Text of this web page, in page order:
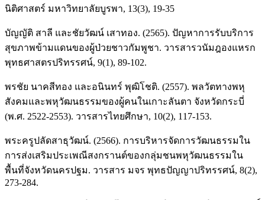
นิติศาสตร์ มหาวิทยาลัยบูรพา, 13(3), 19-35
บัญญัติ สาลี และชัยวัฒน์ เสาทอง. (2565). ปัญหาการรับบริการ
สุขภาพข้ามแดนของผู้ป่วยชาวกัมพูชา. วารสารวนัมฎองแหรก
พุทธศาสตรปริทรรศน์, 9(1), 89-102.
พรชัย นาคสีทอง และอนินทร์ พุฒิโชติ. (2557). พลวัตทางพหุ
สังคมและพหุวัฒนธรรมของผู้คนในเกาะลันตา จังหวัดกระบี่
(พ.ศ. 2522-2553). วารสารไทยศึกษา, 10(2), 117-153.
พระครูปลัดสาธุวัฒน์. (2566). การบริหารจัดการวัฒนธรรมใน
การส่งเสริมประเพณีสงกรานต์ของกลุ่มชนพหุวัฒนธรรมใน
พื้นที่จังหวัดนครปฐม. วารสาร มจร พุทธปัญญาปริทรรศน์, 8(2),
273-284.